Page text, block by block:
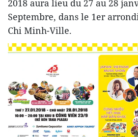
2018 aura lieu du 27 au 28
Septembre, dans le 1er
Chi Minh-​Ville.